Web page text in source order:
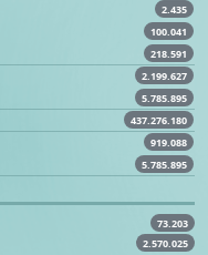
2.435
100.041
218.591
2.199.627
5.785.895
437.276.180
919.088
5.785.895
73.203
2.570.025